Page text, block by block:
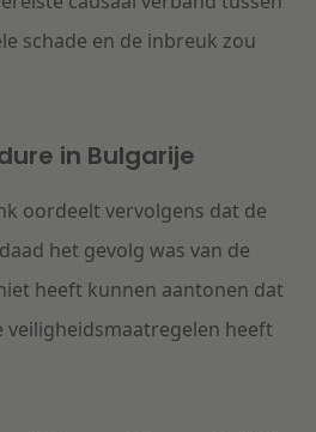
schade en de inbreuk zou
in Bulgarije
oordeelt vervolgens dat de
het gevolg was van de
heeft kunnen aantonen dat
veiligheidsmaatregelen heeft